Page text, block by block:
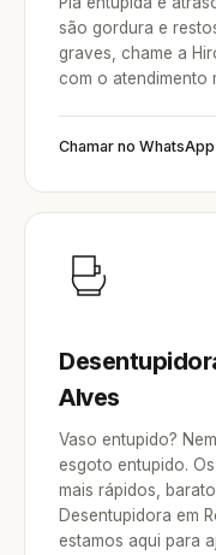
são gordura e
graves, chame a
com o atendimento
Chamar no WhatsApp
Alves
Vaso entupido?
esgoto entupido.
mais rápidos,
Desentupidora em
estamos aqui para